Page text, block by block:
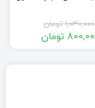
1,030,000 تومان
تومان